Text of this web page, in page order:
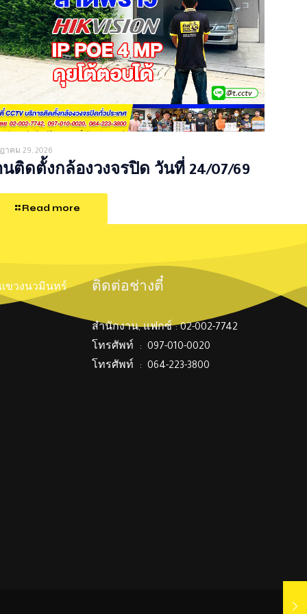
าคม 29, 2026
นติดตั้งกล้องวงจรปิด วันที่ 24/07/69
Read more
แขวงนวมินทร์ ติดต่อช่างตี๋
สำนักงาน, แฟกซ์ : 02-002-7742
โทรศัพท์ : 097-010-0020
โทรศัพท์ : 064-223-3800